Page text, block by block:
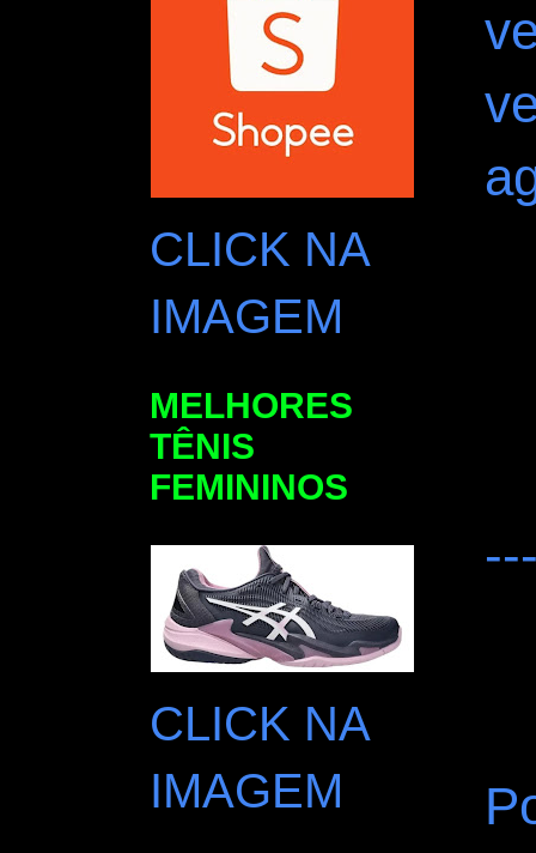
CLICK NA
IMAGEM
MELHORES
TÊNIS
FEMININOS
CLICK NA
IMAGEM